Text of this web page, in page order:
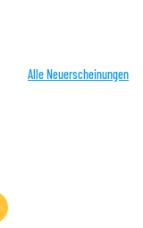
Alle Neuerscheinungen